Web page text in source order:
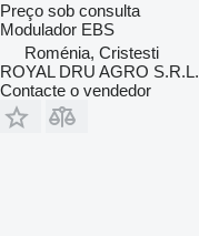
Preço sob consulta
Modulador EBS
Roménia, Cristesti
ROYAL DRU AGRO S.R.L.
Contacte o vendedor